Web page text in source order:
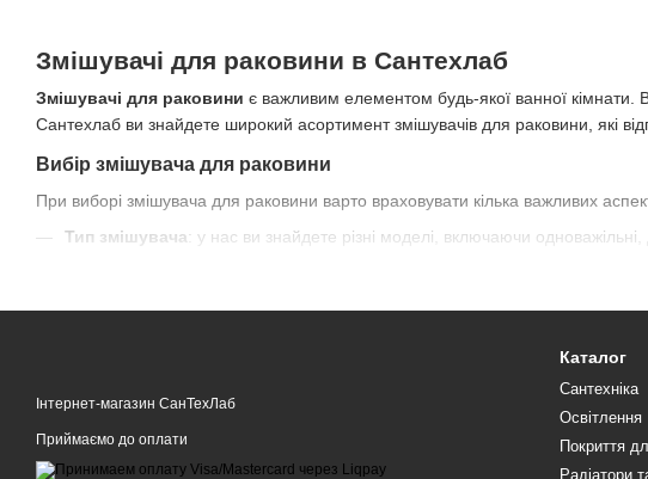
Змішувачі для раковини в Сантехлаб
Змішувачі для раковини є важливим елементом будь-якої ванної кімнати.
Сантехлаб ви знайдете широкий асортимент змішувачів для раковини, які
Вибір змішувача для раковини
При виборі змішувача для раковини варто враховувати кілька важливих
Тип змішувача: у нас ви знайдете різні моделі, включаючи одноважільні,
Дизайн: широкий вибір стилів та кольорів дозволяє підібрати змішувач,
Ми пишаємося тим, що пропонуємо нашим клієнтам найкращі умови для
Інтернет-магазин СанТехЛаб
Приймаємо до оплати
Каталог
Сантехніка
Освітлення
Покриття
Радіатори